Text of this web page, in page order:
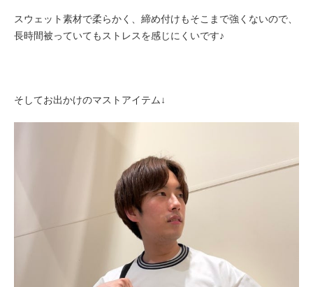
スウェット素材で柔らかく、締め付けもそこまで強くないので、
長時間被っていてもストレスを感じにくいです♪
そしてお出かけのマストアイテム↓